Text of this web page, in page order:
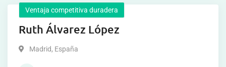
Ventaja competitiva duradera
Ruth Álvarez López
Madrid, España